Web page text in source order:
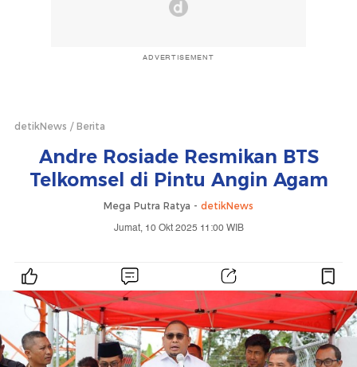
ADVERTISEMENT
detikNews Berita
Andre Rosiade Resmikan BTS
Telkomsel di Pintu Angin Agam
Mega Putra Ratya - detikNews
Jumat, 10 Okt 2025 11:00 WIB